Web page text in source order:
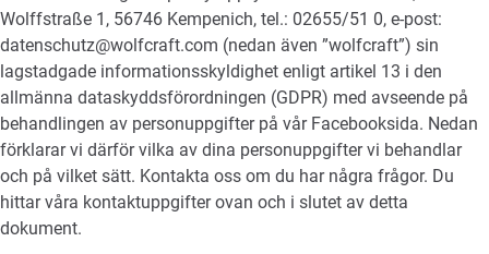
Wolffstraße 1, 56746 Kempenich, tel.: 02655/51 0, e-post:
datenschutz@wolfcraft.com (nedan även ”wolfcraft”) sin
lagstadgade informationsskyldighet enligt artikel 13 i den
allmänna dataskyddsförordningen (GDPR) med avseende på
behandlingen av personuppgifter på vår Facebooksida. Nedan
förklarar vi därför vilka av dina personuppgifter vi behandlar
och på vilket sätt. Kontakta oss om du har några frågor. Du
hittar våra kontaktuppgifter ovan och i slutet av detta
dokument.